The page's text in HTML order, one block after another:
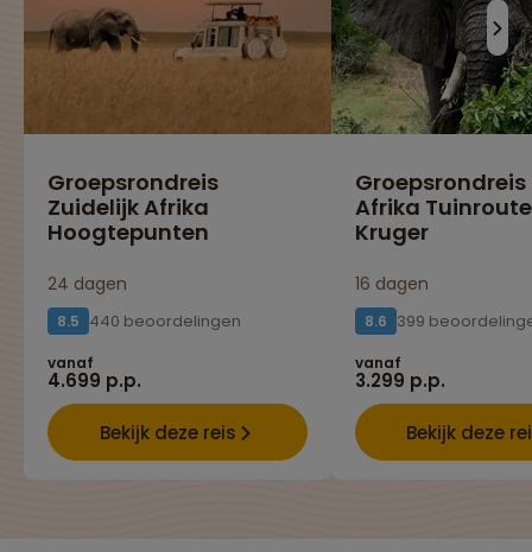
Groepsrondreis
Zuidelijk Afrika
Hoogtepunten
24 dagen
8.5 440 beoordelingen
vanaf
4.699 p.p.
Bekijk deze reis
Afrika
Kruger
16 dagen
8.6 399
vanaf
3.299 p.p.
Bekijk deze